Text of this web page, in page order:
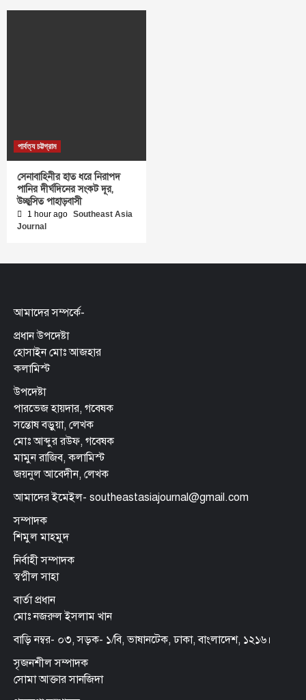
পার্বত্য চট্টগ্রাম
সেনাবাহিনীর হাত ধরে নিরাপদ
পানির দীর্ঘদিনের সংকট দূর,
উচ্ছ্বসিত পাহাড়বাসী
1 hour ago Southeast Asia
Journal
আমাদের সম্পর্কে-
প্রধান উপদেষ্টা
হোসাইন মোঃ আজহার
কলামিস্ট
উপদেষ্টা
পারভেজ হায়দার, গবেষক
সন্তোষ বড়ুয়া, লেখক
মোঃ আব্দুর রউফ, গবেষক
মামুন রাজিব, কলামিস্ট
জয়নুল আবেদীন, লেখক
আমাদের ইমেইল- southeastasiajournal@gmail.com
সম্পাদক
শিমুল মাহমুদ
নির্বাহী সম্পাদক
স্বপ্নীল সাহা
বার্তা প্রধান
মোঃ নজরুল ইসলাম খান
বাড়ি নম্বর- ০৩, সড়ক- ১/বি, ভাষানটেক, ঢাকা, বাংলাদেশ, ১২১৬।
সৃজনশীল সম্পাদক
সোমা আক্তার সানজিদা